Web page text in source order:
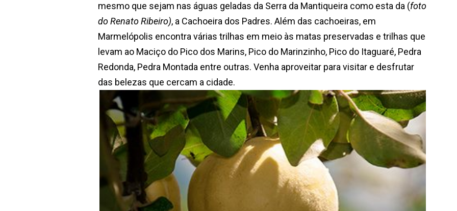
mesmo que sejam nas águas geladas da Serra da Mantiqueira como esta da (foto
do Renato Ribeiro), a Cachoeira dos Padres. Além das cachoeiras, em
Marmelópolis encontra várias trilhas em meio às matas preservadas e trilhas que
levam ao Maciço do Pico dos Marins, Pico do Marinzinho, Pico do Itaguaré, Pedra
Redonda, Pedra Montada entre outras. Venha aproveitar para visitar e desfrutar
das belezas que cercam a cidade.